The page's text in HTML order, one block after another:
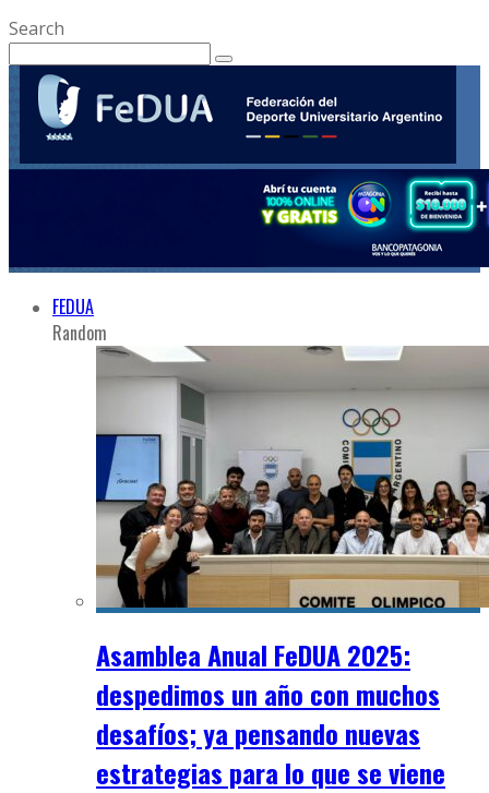
Search
FEDUA
Random
Asamblea Anual FeDUA 2025:
despedimos un año con muchos
desafíos; ya pensando nuevas
estrategias para lo que se viene